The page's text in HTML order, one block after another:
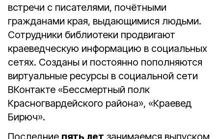
встречи с писателями, почётными
гражданами края, выдающимися людьми.
Сотрудники библиотеки продвигают
краеведческую информацию в социальных
сетях. Созданы и постоянно пополняются
виртуальные ресурсы в социальной сети
ВКонтакте «Бессмертный полк
Красногвардейского района», «Краевед
Бирюч».
Последние пять лет занимаемся выпуском